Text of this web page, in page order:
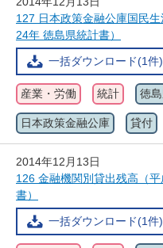
127 日本政策金融公庫国民
24年 徳島県統計書）
一括ダウンロード(1件)
産業・労働 統計 徳
日本政策金融公庫 貸付
2014年12月13日
126 金融機関別貸出残高（
書）
一括ダウンロード(1件)